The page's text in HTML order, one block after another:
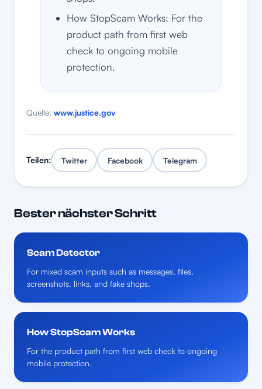
How StopScam Works: For the
product path from first web
check to ongoing mobile
protection.
Quelle: www.justice.gov
Teilen: Twitter Facebook Telegram
Bester nächster Schritt
Scam Detector
For mixed scam inputs such as messages, files,
screenshots, links, and fake shops.
How StopScam Works
For the product path from first web check to ongoing
mobile protection.